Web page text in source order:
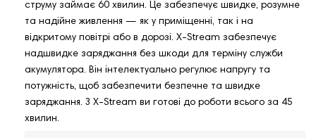
струму займає 60 хвилин. Це забезпечує швидке, розумне
та надійне живлення — як у приміщенні, так і на
відкритому повітрі або в дорозі. X-Stream забезпечує
надшвидке заряджання без шкоди для терміну служби
акумулятора. Він інтелектуально регулює напругу та
потужність, щоб забезпечити безпечне та швидке
заряджання. З X-Stream ви готові до роботи всього за 45
хвилин.